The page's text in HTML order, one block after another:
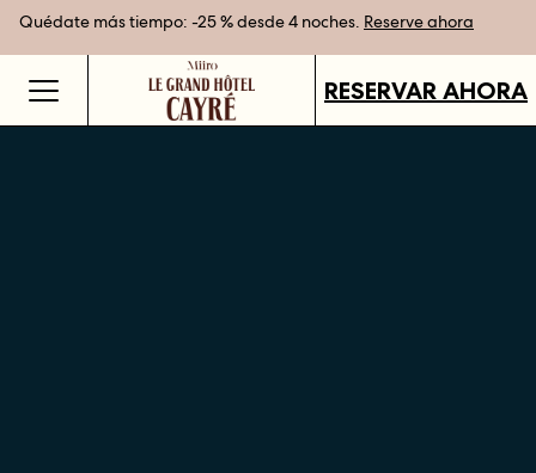
Quédate más tiempo: -25 % desde 4 noches. Reserve ahora
Tarjetas regalo disponibles en todos nuestros destinos.
Mejor tarifa garantizada al reservar directamente
RESERVAR AHORA